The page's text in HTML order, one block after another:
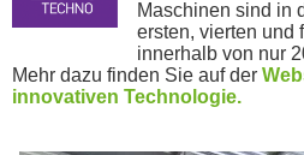
Maschinen sind in
ersten, vierten und
innerhalb von nur
Mehr dazu finden Sie auf der
innovativen Technologie.